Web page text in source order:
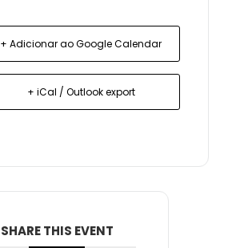
+ Adicionar ao Google Calendar
+ iCal / Outlook export
SHARE THIS EVENT